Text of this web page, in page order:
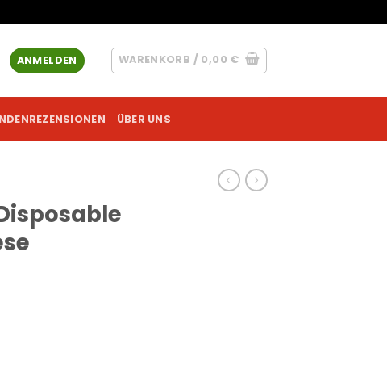
ANMELDEN WARENKORB / 0,00 €
ÜBER UNS
Mac N Cheese (Hybrid) Menge